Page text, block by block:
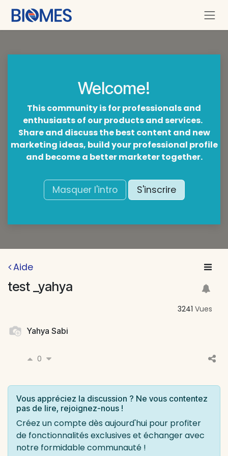
Se rendre au contenu
Welcome!
This community is for professionals and
enthusiasts of our products and services.
Share and discuss the best content and new
marketing ideas, build your professional profile
and become a better marketer together.
Masquer l'intro S'inscrire
Aide
test _yahya
3241 Vues
Yahya Sabi
0
Vous appréciez la discussion ? Ne vous contentez
pas de lire, rejoignez-nous !
Créez un compte dès aujourd'hui pour profiter
de fonctionnalités exclusives et échanger avec
notre formidable communauté !